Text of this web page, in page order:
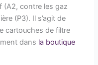
(A2, contre les gaz
(P3). Il s’agit de
cartouches de filtre
dans la boutique